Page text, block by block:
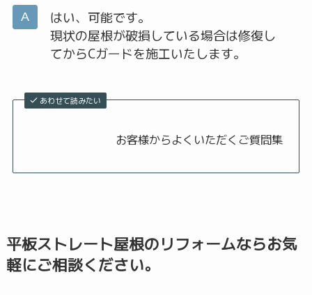
はい、可能です。
現状の屋根が破損している場合は修復し
てからCガードを施工いたします。
あわせて読みたい
お客様からよくいただくご質問集
平板ストレート屋根のリフォームならお気
軽にご相談ください。